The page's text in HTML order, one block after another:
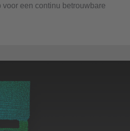
een continu betrouwbare